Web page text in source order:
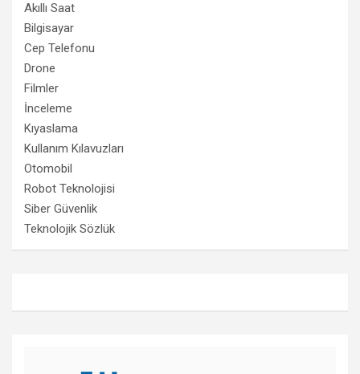
Akıllı Saat
Bilgisayar
Cep Telefonu
Drone
Filmler
İnceleme
Kıyaslama
Kullanım Kılavuzları
Otomobil
Robot Teknolojisi
Siber Güvenlik
Teknolojik Sözlük